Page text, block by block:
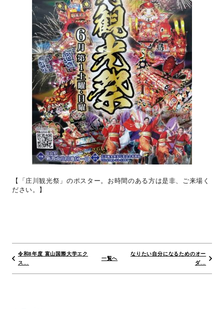
【「庄川観光祭」のポスター。お時間のある方は是非、ご来場く
ださい。】
令和8年度 富山国際大学エク
ス...
一覧へ
なりたい自分になるためのオー
ダ...